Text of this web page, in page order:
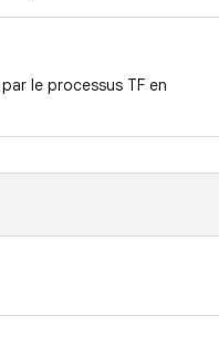
le processus TF en